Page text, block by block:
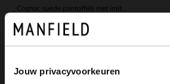
Jouw privacyvoorkeuren
59.99